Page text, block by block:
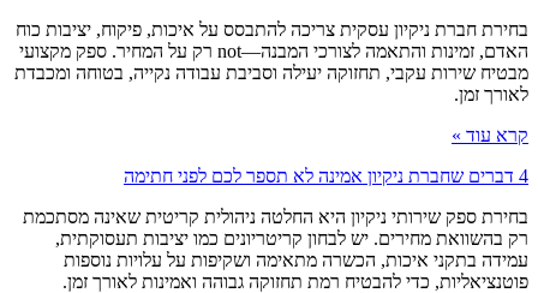
בחירת חברת ניקיון עסקית צריכה להתבסס על איכות, פיקוח, יציבות כוח
האדם, זמינות והתאמה לצורכי המבנה—not רק על המחיר. ספק מקצועי
מבטיח שירות עקבי, תחזוקה יעילה וסביבת עבודה נקייה, בטוחה ומכבדת
לאורך זמן.
קרא עוד »
4 דברים שחברת ניקיון אמינה לא תספר לכם לפני חתימה
בחירת ספק שירותי ניקיון היא החלטה ניהולית קריטית שאינה מסתכמת
רק בהשוואת מחירים. יש לבחון קריטריונים כמו יציבות תעסוקתית,
עמידה בתקני איכות, הכשרה מתאימה ושקיפות על עלויות נוספות
פוטנציאליות, כדי להבטיח רמת תחזוקה גבוהה ואמינות לאורך זמן.